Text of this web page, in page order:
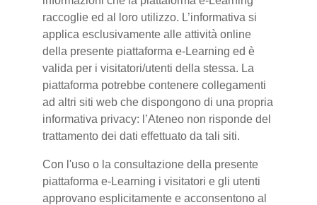
raccoglie ed al loro utilizzo. L’informativa si
applica esclusivamente alle attività online
della presente piattaforma e-Learning ed è
valida per i visitatori/utenti della stessa. La
piattaforma potrebbe contenere collegamenti
ad altri siti web che dispongono di una propria
informativa privacy: l’Ateneo non risponde del
trattamento dei dati effettuato da tali siti.
Con l'uso o la consultazione della presente
piattaforma e-Learning i visitatori e gli utenti
approvano esplicitamente e acconsentono al